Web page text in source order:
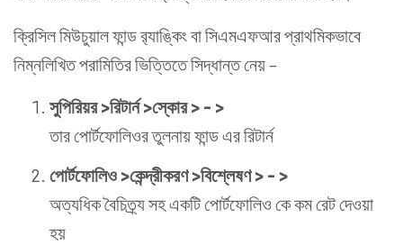
ক্রিসিল মিউচুয়াল ফান্ড র‍্যাঙ্কিং বা সিএমএফআর প্রাথমিকভাবে
নিম্নলিখিত পরামিতির ভিত্তিতে সিদ্ধান্ত নেয় –
সুপিরিয়র >রিটার্ন >স্কোর > - >
তার পোর্টফোলিওর তুলনায় ফান্ড এর রিটার্ন
পোর্টফোলিও >কেন্দ্রীকরণ >বিশ্লেষণ > - >
অত্যধিক বৈচিত্র্য সহ একটি পোর্টফোলিও কে কম রেট দেওয়া
হয়